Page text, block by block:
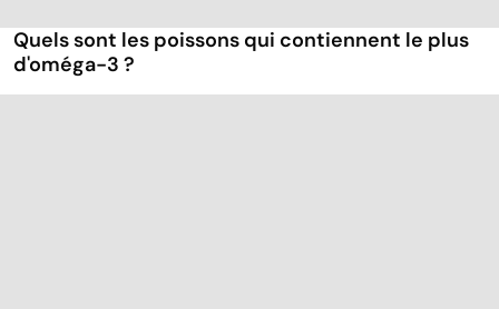
Quels sont les poissons qui contiennent le plus
d'oméga-3 ?